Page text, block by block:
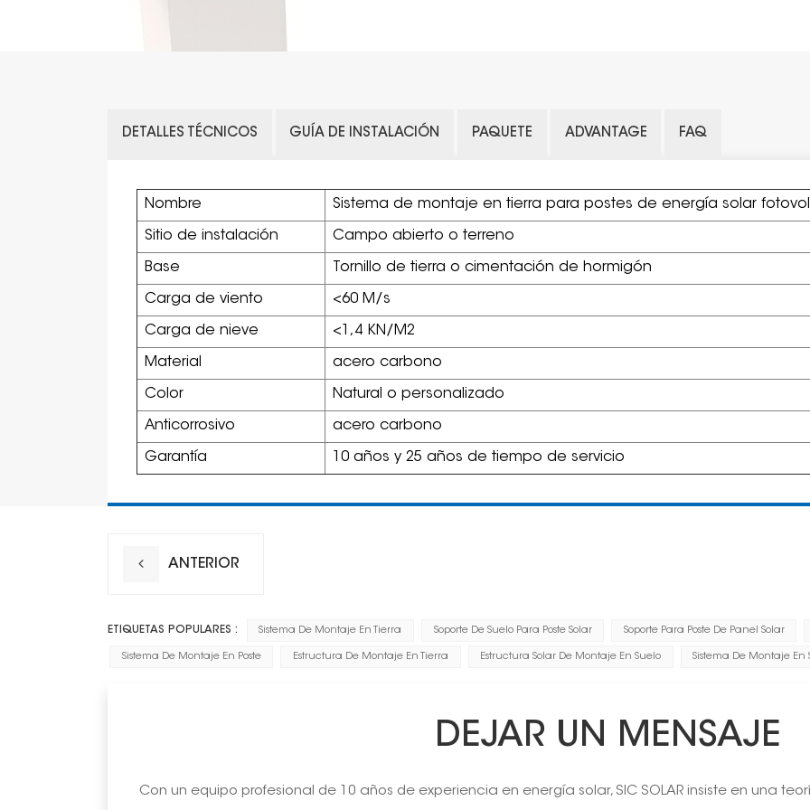
DETALLES TÉCNICOS GUÍA DE INSTALACIÓN PAQUETE ADVANTAGE FAQ
Nombre Sistema de montaje en tierra para postes de energía solar
Sitio de instalación Campo abierto o terreno
Base Tornillo de tierra o cimentación de hormigón
Carga de viento <60 M/s
Carga de nieve <1,4 KN/M2
Material acero carbono
Color Natural o personalizado
Anticorrosivo acero carbono
Garantía 10 años y 25 años de tiempo de servicio
ANTERIOR
ETIQUETAS POPULARES : Sistema De Montaje En Tierra Soporte De Suelo Para Poste Solar Soporte Para Poste De Panel Solar
Sistema De Montaje En Poste Estructura De Montaje En Tierra Estructura Solar De Montaje En Suelo Sistema De Montaje En
DEJAR UN MENSAJE
Con un equipo profesional de 10 años de experiencia en energía solar, SIC SOLAR insiste en una